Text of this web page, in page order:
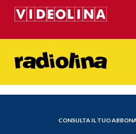
CONSULTA IL TUO